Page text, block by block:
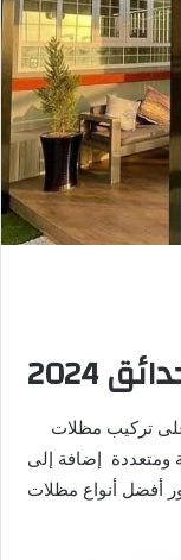
2024
تركيب مظلات
ومتعددة إضافة إلى
أفضل أنواع مظلات